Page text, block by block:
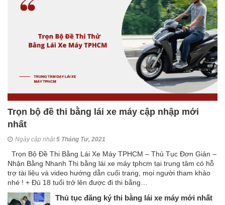
Trọn bộ đề thi bằng lái xe máy cập nhập mới
nhất
Ngày cập nhật5 Tháng Tư, 2021
Trọn Bộ Đề Thi Bằng Lái Xe Máy TPHCM – Thủ Tục Đơn Giản –
Nhận Bằng Nhanh Thi bằng lái xe máy tphcm tại trung tâm có hỗ
trợ tài liệu và video hướng dẫn cuối trang, mọi người tham khảo
nhé ! + Đủ 18 tuổi trở lên được đi thi bằng…
Thủ tục đăng ký thi bằng lái xe máy mới nhất